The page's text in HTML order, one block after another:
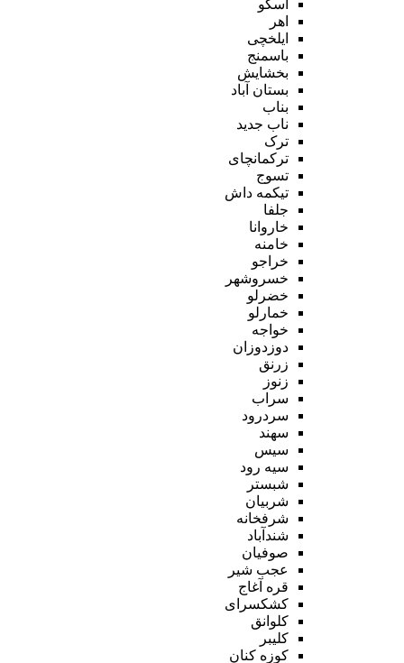
اسکو
اهر
ایلخچی
باسمنج
بخشایش
بستان آباد
بناب
ناب جدید
ترک
ترکمانچای
تسوج
تیکمه داش
جلفا
خاروانا
خامنه
خراجو
خسروشهر
خضرلو
خمارلو
خواجه
دوزدوزان
زرنق
زنوز
سراب
سردرود
سهند
سیس
سیه رود
شبستر
شربیان
شرفخانه
شندآباد
صوفیان
عجب شیر
قره آغاج
کشکسرای
کلوانق
کلیبر
کوزه کنان